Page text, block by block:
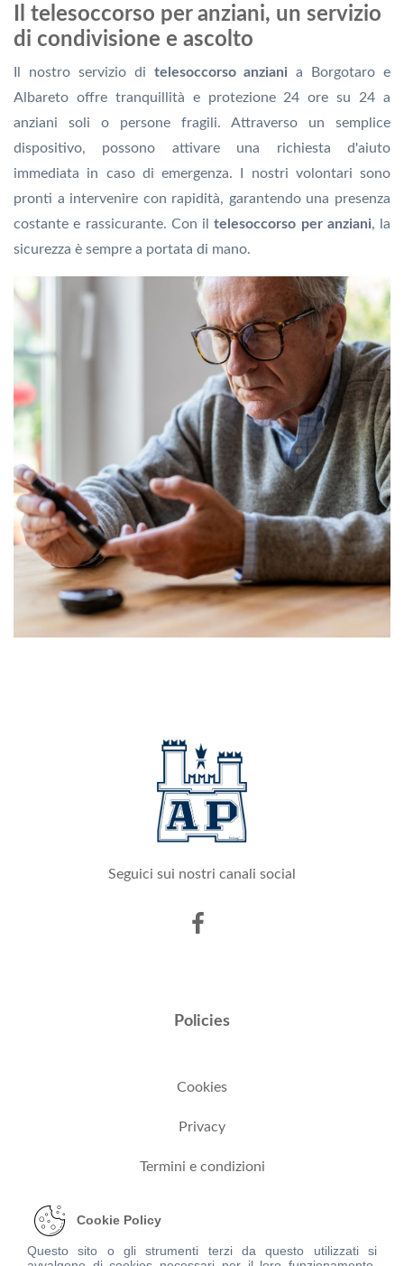
Il telesoccorso per anziani, un servizio
di condivisione e ascolto
Il nostro servizio di telesoccorso anziani a Borgotaro e
Albareto offre tranquillità e protezione 24 ore su 24 a
anziani soli o persone fragili. Attraverso un semplice
dispositivo, possono attivare una richiesta d'aiuto
immediata in caso di emergenza. I nostri volontari sono
pronti a intervenire con rapidità, garantendo una presenza
costante e rassicurante. Con iltelesoccorso per anziani, la
sicurezza è sempre a portata di mano.
Seguici sui nostri canali social
Policies
Cookies
Privacy
Termini e condizioni
Dove trovarci
Cookie Policy
Questo sito o gli strumenti terzi da questo utilizzati si